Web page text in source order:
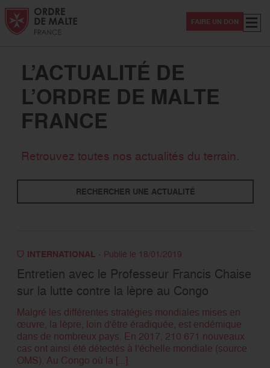
FAIRE UN DON
L’ACTUALITÉ DE
L’ORDRE DE MALTE
FRANCE
Retrouvez toutes nos actualités du terrain.
RECHERCHER UNE ACTUALITÉ
Thématiques
Solidarité
Evénement
Covid-19
RECHERCHER
INTERNATIONAL - Publié le 18/01/2019
Entretien avec le Professeur Francis Chaise
sur la lutte contre la lèpre au Congo
Malgré les différentes stratégies mondiales mises en
œuvre, la lèpre, loin d'être éradiquée, est endémique
dans de nombreux pays. En 2017, 210 671 nouveaux
cas ont ainsi été détectés à l'échelle mondiale (source
OMS). Au Congo où la [...]